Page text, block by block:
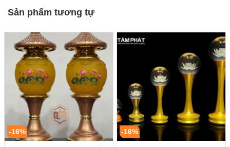
Sản phẩm tương tự
-16% -16%